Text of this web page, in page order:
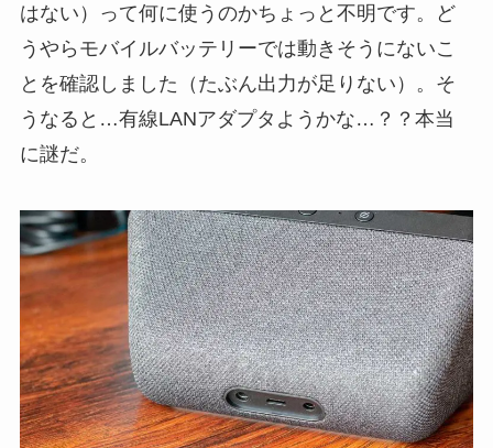
はない）って何に使うのかちょっと不明です。ど
うやらモバイルバッテリーでは動きそうにないこ
とを確認しました（たぶん出力が足りない）。そ
うなると…有線LANアダプタようかな…？？本当
に謎だ。